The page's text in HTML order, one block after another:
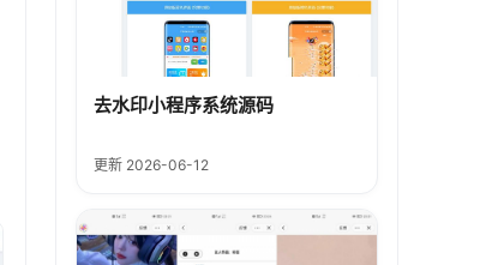
去水印小程序系统源码
更新 2026-06-12